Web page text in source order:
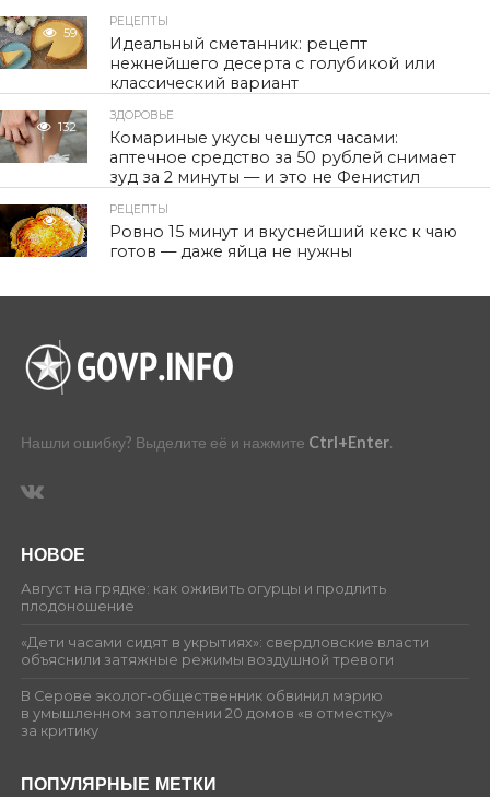
59
РЕЦЕПТЫ
Идеальный сметанник: рецепт
нежнейшего десерта с голубикой или
классический вариант
132
ЗДОРОВЬЕ
Комариные укусы чешутся часами:
аптечное средство за 50 рублей снимает
зуд за 2 минуты — и это не Фенистил
99
РЕЦЕПТЫ
Ровно 15 минут и вкуснейший кекс к чаю
готов — даже яйца не нужны
Нашли ошибку? Выделите её и нажмите Ctrl+Enter.
НОВОЕ
Август на грядке: как оживить огурцы и продлить
плодоношение
«Дети часами сидят в укрытиях»: свердловские власти
объяснили затяжные режимы воздушной тревоги
В Серове эколог-общественник обвинил мэрию
в умышленном затоплении 20 домов «в отместку»
за критику
ПОПУЛЯРНЫЕ МЕТКИ